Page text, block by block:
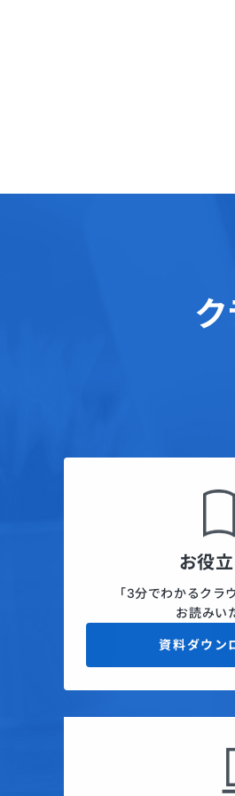
お役
「3分でわかるクラ
お読みい
資料ダウン